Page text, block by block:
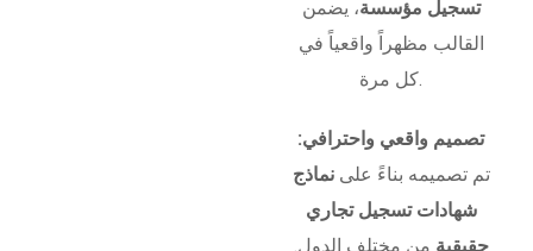
تسجيل مؤسسة، يضمن
القالب مظهراً واقعياً في
كل مرة.
تصميم واقعي واحترافي:
تم تصميمه بناءً علىنماذج
شهادات تسجيل تجاري
حقيقية من مختلف الدول.